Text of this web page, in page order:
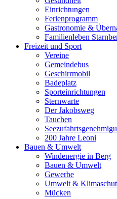
Einrichtungen
Ferienprogramm
Gastronomie &
Familienleben
Freizeit und Sport
Vereine
Gemeindebus
Geschirrmobil
Badeplatz
Sporteinrichtungen
Sternwarte
Der Jakobsweg
Tauchen
200 Jahre Leoni
Bauen & Umwelt
Windenergie in Berg
Bauen & Umwelt
Gewerbe
Umwelt &
Mücken